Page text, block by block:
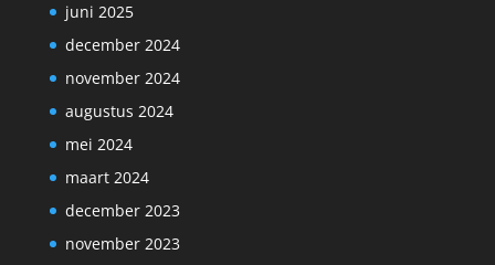
juni 2025
december 2024
november 2024
augustus 2024
mei 2024
maart 2024
december 2023
november 2023